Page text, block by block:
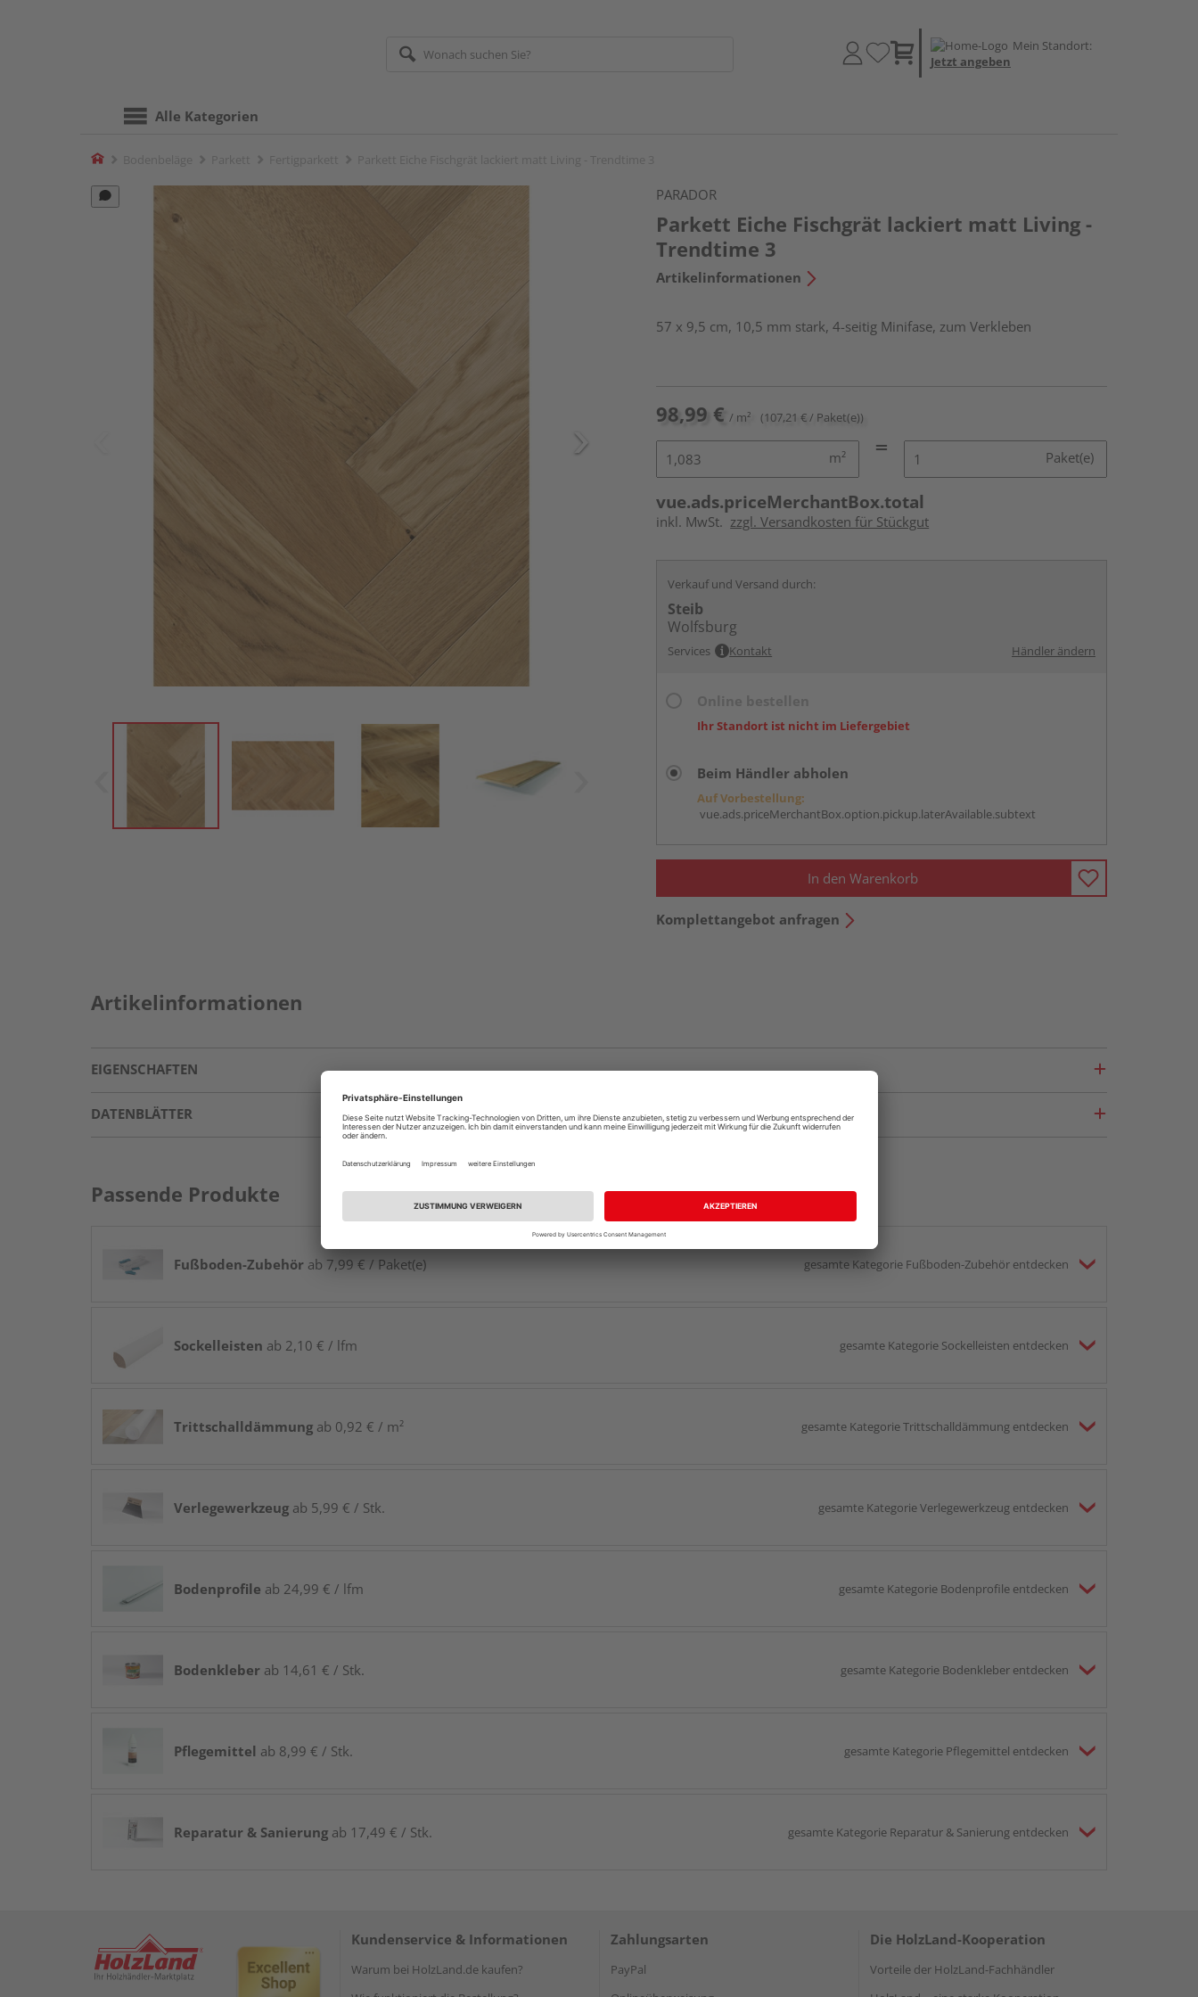
Mein Standort:
Jetzt angeben
Alle Kategorien
Home
PARADOR
Parkett Eiche Fischgrät lackiert matt Living -
Trendtime 3
Artikelinformationen
57 x 9,5 cm, 10,5 mm stark, 4-seitig Minifase, zum Verkleben
98,99 € / m² (107,21 € / Paket(e))
m² Paket(e)
vue.ads.priceMerchantBox.total
inkl. MwSt. zzgl. Versandkosten für Stückgut
Verkauf und Versand durch:
Steib
Wolfsburg
Services Kontakt Händler ändern
Ihr Standort ist nicht im Liefergebiet
Beim Händler abholen
Auf Vorbestellung:
vue.ads.priceMerchantBox.option.pickup.laterAvailable.subtext
In den Warenkorb
Komplettangebot anfragen
Artikelinformationen
EIGENSCHAFTEN
DATENBLÄTTER
Passende Produkte
Fußboden-Zubehör ab 7,99 € / Paket(e) gesamte Kategorie Fußboden-Zubehör entdecken
Sockelleisten ab 2,10 € / lfm gesamte Kategorie Sockelleisten entdecken
Trittschalldämmung ab 0,92 € / m² gesamte Kategorie Trittschalldämmung entdecken
Verlegewerkzeug ab 5,99 € / Stk. gesamte Kategorie Verlegewerkzeug entdecken
Bodenprofile ab 24,99 € / lfm gesamte Kategorie Bodenprofile entdecken
Bodenkleber ab 14,61 € / Stk. gesamte Kategorie Bodenkleber entdecken
Pflegemittel ab 8,99 € / Stk. gesamte Kategorie Pflegemittel entdecken
Reparatur & Sanierung ab 17,49 € / Stk. gesamte Kategorie Reparatur & Sanierung entdecken
Kundenservice & Informationen
Warum bei HolzLand.de kaufen?
Zahlungsarten
PayPal
Die HolzLand-Kooperation
Vorteile der HolzLand-Fachhändler